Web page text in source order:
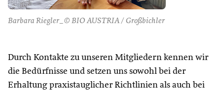
Barbara Riegler_© BIO AUSTRIA / Großbichler
Durch Kontakte zu unseren Mitgliedern kennen wir
die Bedürfnisse und setzen uns sowohl bei der
Erhaltung praxistauglicher Richtlinien als auch bei